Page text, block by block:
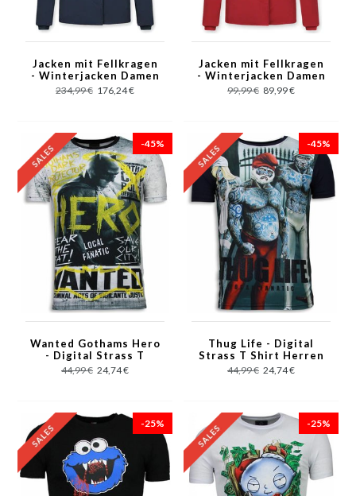
Jacken mit Fellkragen
- Winterjacken Damen
Wooly Kurz - Blau
234,99 € 176,24 €
Jacken mit Fellkragen
- Winterjacken Damen
Wooly Kurz - Rot
99,99 € 89,99 €
-45%
Wanted Gothams Hero
- Digital Strass T
Shirt Herren - Grau
44,99 € 24,74 €
-45%
Thug Life - Digital
Strass T Shirt Herren
- Marine
44,99 € 24,74 €
-25% -25%